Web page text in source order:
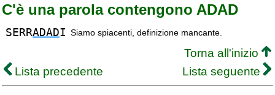
C'è una parola contengono ADAD
SERRADADI Siamo spiacenti, definizione mancante.
Torna all'inizio
Lista precedente
Lista seguente